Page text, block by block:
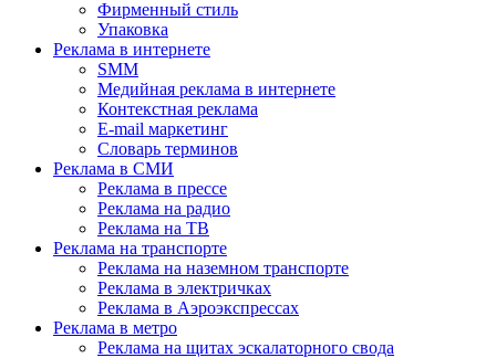
Фирменный стиль
Упаковка
Реклама в интернете
SMM
Медийная реклама в интернете
Контекстная реклама
E-mail маркетинг
Словарь терминов
Реклама в СМИ
Реклама в прессе
Реклама на радио
Реклама на ТВ
Реклама на транспорте
Реклама на наземном транспорте
Реклама в электричках
Реклама в Аэроэкспрессах
Реклама в метро
Реклама на щитах эскалаторного свода